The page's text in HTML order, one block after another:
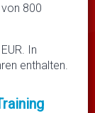
800
In
enthalten.